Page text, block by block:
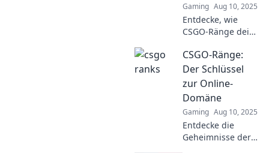
Gaming Aug 10, 2025
Entdecke, wie
CSGO-Ränge dein
revolutionieren!
Verbessere dein
Gameplay und
finde heraus,
welche
Geheimnisse
hinter den Rängen
stecken!
CSGO-Ränge:
Der Schlüssel
zur Online-
Domäne
Gaming Aug 10, 2025
Entdecke die
Geheimnisse der